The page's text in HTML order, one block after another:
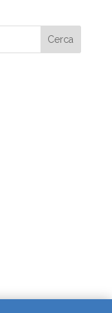
Cerca